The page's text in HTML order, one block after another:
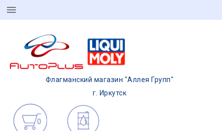
Флагманский магазин "Аллея Групп"
г. Иркутск
0